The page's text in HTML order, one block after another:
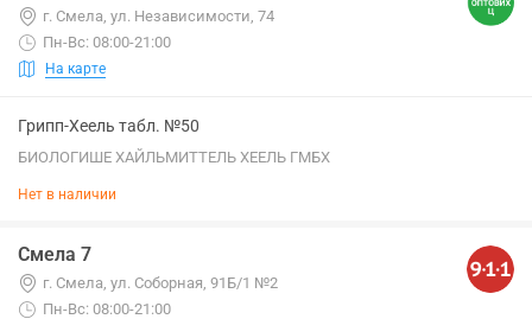
г. Смела, ул. Независимости, 74
Пн-Вс: 08:00-21:00
На карте
Грипп-Хеель табл. №50
БИОЛОГИШЕ ХАЙЛЬМИТТЕЛЬ ХЕЕЛЬ ГМБХ
Нет в наличии
Смела 7
г. Смела, ул. Соборная, 91Б/1 №2
Пн-Вс: 08:00-21:00